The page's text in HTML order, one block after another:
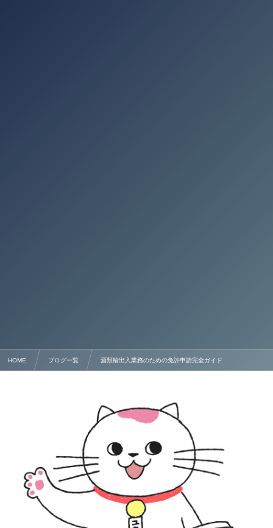
HOME ブログ一覧 酒類輸出入業務のための免許申請完全ガイド